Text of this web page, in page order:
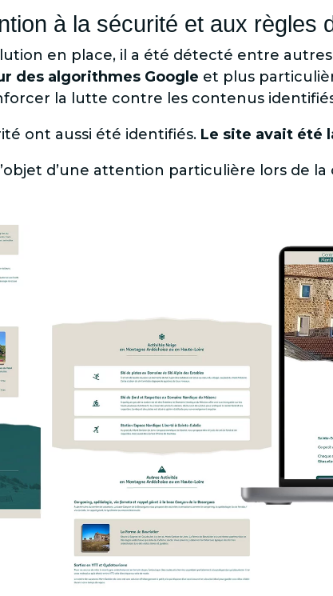
à la sécurité et aux règles
en place, il a été détecté entre
des algorithmes Google et plus
la lutte contre les contenus
ont aussi été identifiés. Le site avait été
d’une attention particulière lors de